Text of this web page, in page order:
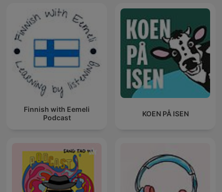
Finnish with Eemeli
Podcast
KOEN PÅ ISEN